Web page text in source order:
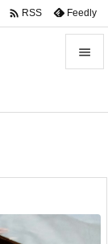


次へ
 RSS Feedly